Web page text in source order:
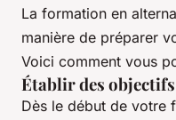
La formation en
manière de préparer
Voici comment vous
Établir des
Dès le début de votre